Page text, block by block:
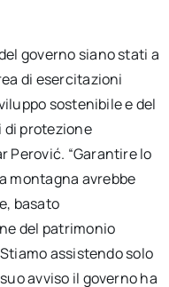
governo siano stati a
di esercitazioni
sostenibile e del
di protezione
Perović. “Garantire lo
montagna avrebbe
basato
del patrimonio
assistendo solo
avviso il governo ha